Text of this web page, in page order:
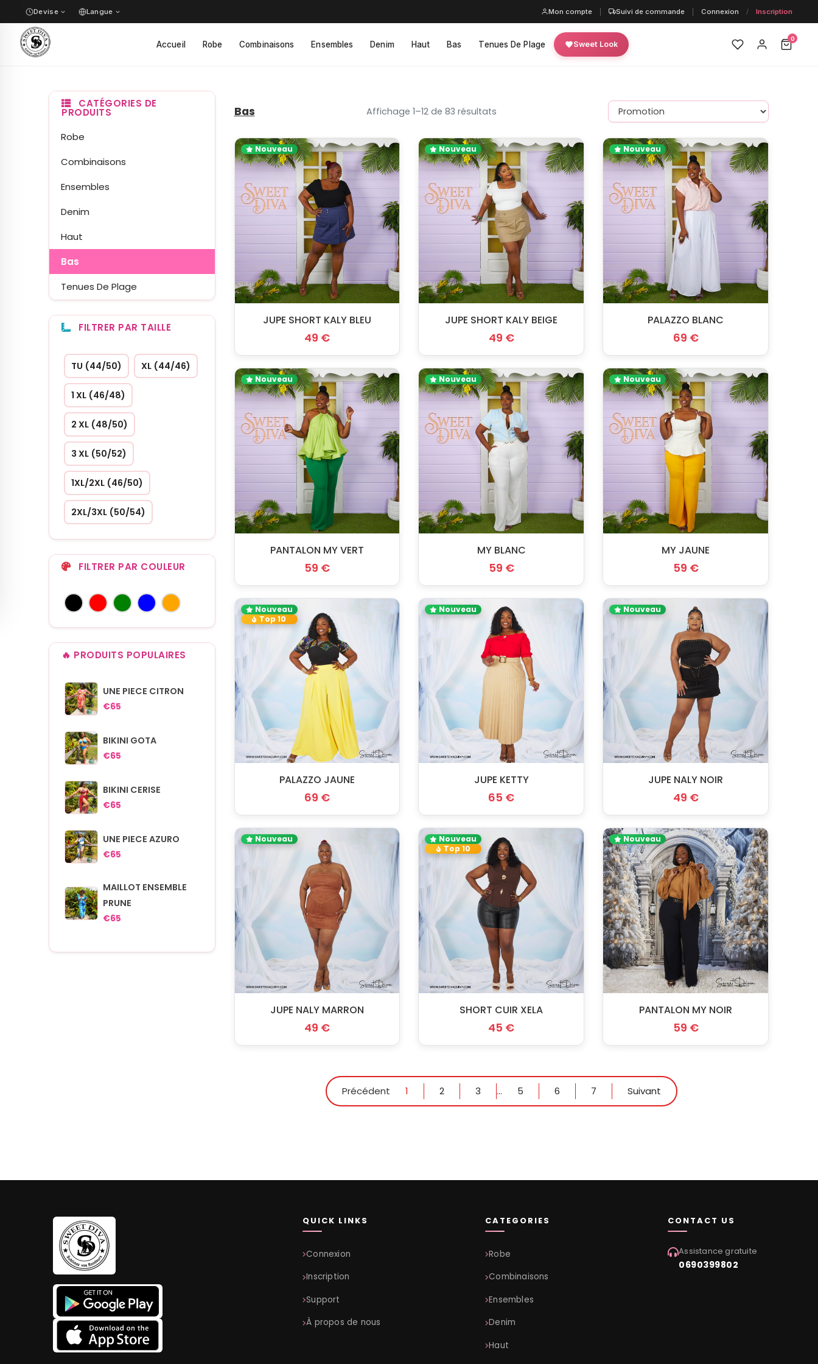
Devise Langue Mon compte Suivi de commande Connexion / Inscription
Accueil Robe Combinaisons Ensembles Denim Haut Bas Tenues De Plage Sweet Look
0
CATÉGORIES DE
PRODUITS
Robe
Combinaisons
Ensembles
Denim
Haut
Bas
Tenues De Plage
FILTRER PAR TAILLE
TU (44/50) XL (44/46)
1 XL (46/48)
2 XL (48/50)
3 XL (50/52)
1XL/2XL (46/50)
2XL/3XL (50/54)
FILTRER PAR COULEUR
🔥 PRODUITS POPULAIRES
UNE PIECE CITRON
€65
BIKINI GOTA
€65
BIKINI CERISE
€65
UNE PIECE AZURO
€65
MAILLOT ENSEMBLE
PRUNE
€65
Bas Affichage 1–12 de 83 résultats
Nouveau
JUPE SHORT KALY BLEU
49 €
Nouveau
JUPE SHORT KALY BEIGE
49 €
Nouveau
PALAZZO BLANC
69 €
Nouveau
PANTALON MY VERT
59 €
Nouveau
MY BLANC
59 €
Nouveau
MY JAUNE
59 €
Nouveau
Top 10
PALAZZO JAUNE
69 €
Nouveau
JUPE KETTY
65 €
Nouveau
JUPE NALY NOIR
49 €
Nouveau
JUPE NALY MARRON
49 €
Nouveau
Top 10
SHORT CUIR XELA
45 €
Nouveau
PANTALON MY NOIR
59 €
Précédent 1 2 3 ... 5 6 7 Suivant
QUICK LINKS
Connexion
Inscription
Support
À propos de nous
CATEGORIES
Robe
Combinaisons
Ensembles
Denim
Haut
CONTACT US
Assistance gratuite
0690399802